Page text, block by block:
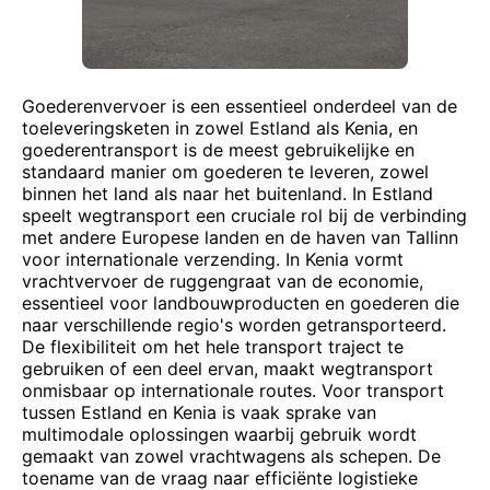
Goederenvervoer is een essentieel onderdeel van de
toeleveringsketen in zowel Estland als Kenia, en
goederentransport is de meest gebruikelijke en
standaard manier om goederen te leveren, zowel
binnen het land als naar het buitenland. In Estland
speelt wegtransport een cruciale rol bij de verbinding
met andere Europese landen en de haven van Tallinn
voor internationale verzending. In Kenia vormt
vrachtvervoer de ruggengraat van de economie,
essentieel voor landbouwproducten en goederen die
naar verschillende regio's worden getransporteerd.
De flexibiliteit om het hele transport traject te
gebruiken of een deel ervan, maakt wegtransport
onmisbaar op internationale routes. Voor transport
tussen Estland en Kenia is vaak sprake van
multimodale oplossingen waarbij gebruik wordt
gemaakt van zowel vrachtwagens als schepen. De
toename van de vraag naar efficiënte logistieke